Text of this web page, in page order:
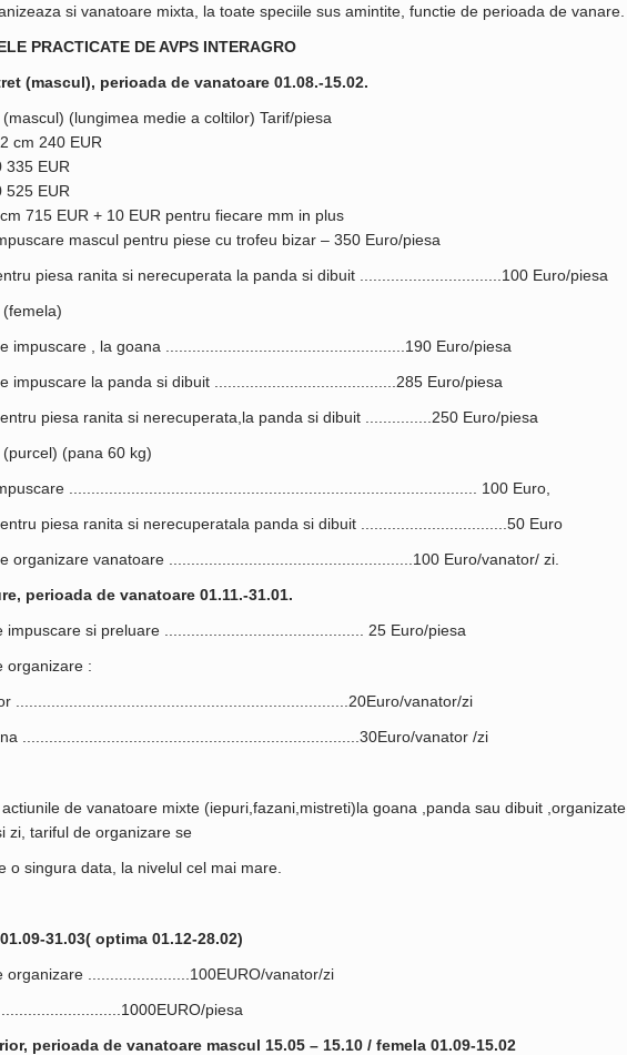
si vanatoare mixta, la toate speciile sus amintite, functie de perioada de vanare.
PRACTICATE DE AVPS INTERAGRO
(mascul), perioada de vanatoare 01.08.-15.02.
(mascul) (lungimea medie a coltilor) Tarif/piesa
cm 240 EUR
335 EUR
525 EUR
715 EUR + 10 EUR pentru fiecare mm in plus
mascul pentru piese cu trofeu bizar – 350 Euro/piesa
piesa ranita si nerecuperata la panda si dibuit ................................100 Euro/piesa
impuscare , la goana ......................................................190 Euro/piesa
impuscare la panda si dibuit .........................................285 Euro/piesa
piesa ranita si nerecuperata,la panda si dibuit ...............250 Euro/piesa
(purcel) (pana 60 kg)
............................................................................................ 100 Euro,
piesa ranita si nerecuperatala panda si dibuit .................................50 Euro
organizare vanatoare .......................................................100 Euro/vanator/ zi.
perioada de vanatoare 01.11.-31.01.
impuscare si preluare ............................................. 25 Euro/piesa
organizare :
...........................................................................20Euro/vanator/zi
............................................................................30Euro/vanator /zi
de vanatoare mixte (iepuri,fazani,mistreti)la goana ,panda sau dibuit ,organizate
zi, tariful de organizare se
o singura data, la nivelul cel mai mare.
31.03( optima 01.12-28.02)
organizare .......................100EURO/vanator/zi
piesa
perioada de vanatoare mascul 15.05 – 15.10 / femela 01.09-15.02